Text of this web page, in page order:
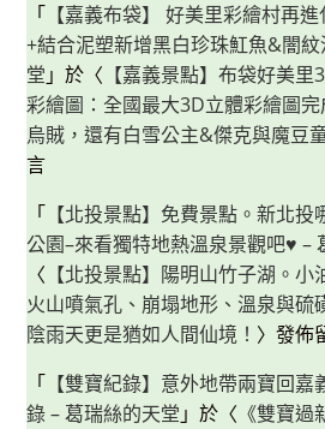
「 【嘉義布袋】 好美里彩繪村再
+結合泥塑新增黑白珍珠魟魚&闇
堂 」於〈 【嘉義景點】布袋好美
彩繪圖：全國最大3D立體彩繪圖
烏賊，還有白雪公主&傑克與魔豆
言
「 【北投景點】免費景點。新北
公園–來看獨特地熱溫泉景觀吧♥ –
〈 【北投景點】陽明山竹子湖。
火山噴氣孔、崩塌地形、溫泉與硫
陰雨天更是猶如人間仙境！ 〉發佈
「 【雙寶紀錄】意外地帶兩寶回
錄 – 葛瑞絲的天堂 」於〈 《雙寶